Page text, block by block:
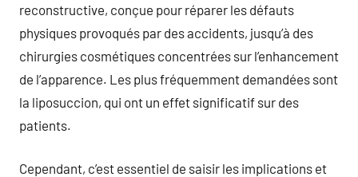
reconstructive, conçue pour réparer les défauts
physiques provoqués par des accidents, jusqu’à des
chirurgies cosmétiques concentrées sur l’enhancement
de l’apparence. Les plus fréquemment demandées sont
la liposuccion, qui ont un effet significatif sur des
patients.
Cependant, c’est essentiel de saisir les implications et